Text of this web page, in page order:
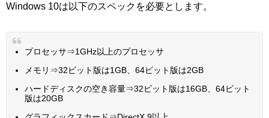
Windows 10は以下のスペックを必要とします。
プロセッサ⇒1GHz以上のプロセッサ
メモリ⇒32ビット版は1GB、64ビット版は2GB
ハードディスクの空き容量⇒32ビット版は16GB、64ビット
版は20GB